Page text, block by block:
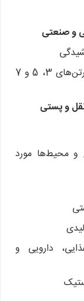
صنعتی
برای چسباندن کارتن‌های 3، 5 و 7
و پستی
و محیط‌ها مورد
دارویی و